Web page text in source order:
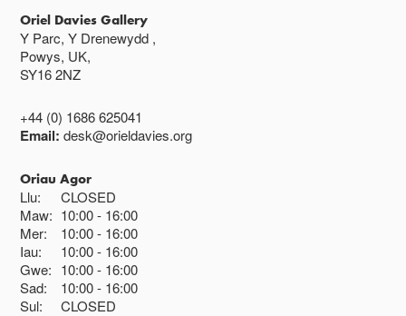
Oriel Davies Gallery
Y Parc, Y Drenewydd ,
Powys, UK,
SY16 2NZ
+44 (0) 1686 625041
Email:desk@orieldavies.org
Oriau Agor
Llu:
CLOSED
Maw: 10:00 16:00
Mer:
10:00 16:00
Iau:
10:00 16:00
Gwe: 10:00 16:00
Sad:
10:00 16:00
Sul:
CLOSED